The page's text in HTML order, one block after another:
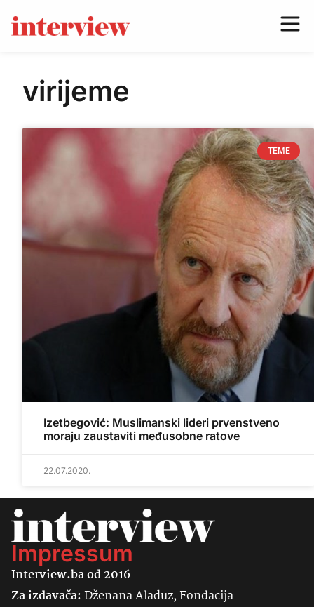
virijeme
TEME
Izetbegović: Muslimanski lideri prvenstveno
moraju zaustaviti međusobne ratove
22.07.2020.
Impressum
Interview.ba od 2016
Za izdavača:Dženana Alađuz, Fondacija